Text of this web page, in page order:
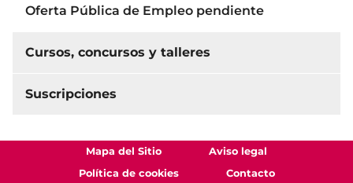
Oferta Pública de Empleo pendiente
Cursos, concursos y talleres
Suscripciones
Mapa del Sitio
Aviso legal
Política de cookies
Contacto